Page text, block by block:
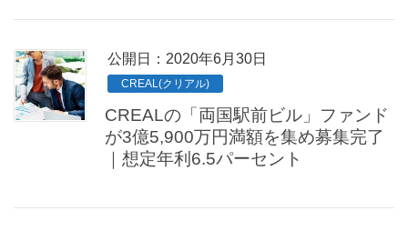
公開日： 2020年6月30日
CREAL(クリアル)
CREALの「両国駅前ビル」ファンド
が3億5,900万円満額を集め募集完了
｜想定年利6.5パーセント